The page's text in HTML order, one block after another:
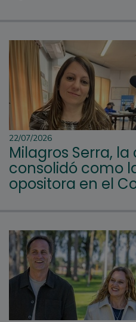
22/07/2026
Milagros Serra,
consolidó como
opositora en el